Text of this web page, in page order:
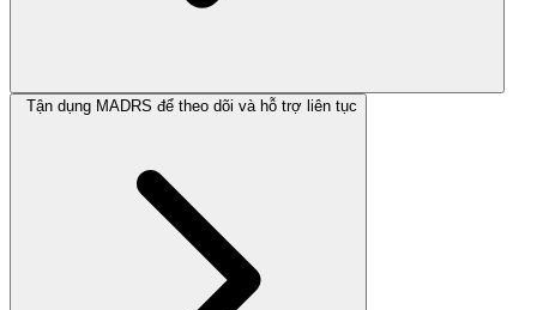
Tận dụng MADRS để theo dõi và hỗ trợ liên tục